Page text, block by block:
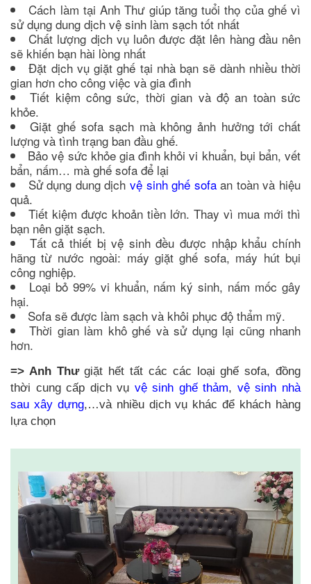
Cách làm tại Anh Thư giúp tăng tuổi thọ của ghế vì
sử dụng dung dịch vệ sinh làm sạch tốt nhất
Chất lượng dịch vụ luôn được đặt lên hàng đầu nên
sẽ khiến bạn hài lòng nhất
Đặt dịch vụ giặt ghế tại nhà bạn sẽ dành nhiều thời
gian hơn cho công việc và gia đình
Tiết kiệm công sức, thời gian và độ an toàn sức
khỏe.
Giặt ghế sofa sạch mà không ảnh hưởng tới chất
lượng và tình trạng ban đầu ghế.
Bảo vệ sức khỏe gia đình khỏi vi khuẩn, bụi bẩn, vết
bẩn, nấm… mà ghế sofa để lại
Sử dụng dung dịch vệ sinh ghế sofaan toàn và hiệu
quả.
Tiết kiệm được khoản tiền lớn. Thay vì mua mới thì
bạn nên giặt sạch.
Tất cả thiết bị vệ sinh đều được nhập khẩu chính
hãng từ nước ngoài: máy giặt ghế sofa, máy hút bụi
công nghiệp.
Loại bỏ 99% vi khuẩn, nấm ký sinh, nấm mốc gây
hại.
Sofa sẽ được làm sạch và khôi phục độ thẩm mỹ.
Thời gian làm khô ghế và sử dụng lại cũng nhanh
hơn.
=> Anh Thưgiặt hết tất các các loại ghế sofa, đồng
thời cung cấp dịch vụ vệ sinh ghế thảm, vệ sinh nhà
sau xây dựng,…và nhiều dịch vụ khác để khách hàng
lựa chọn